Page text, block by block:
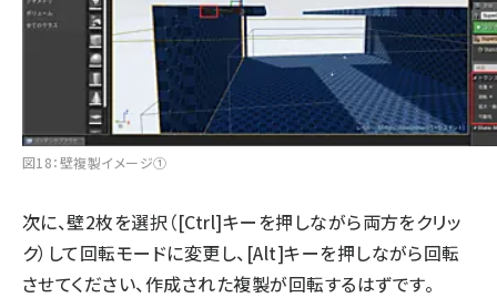
図18：壁複製イメージ①
次に、壁2枚を選択（[Ctrl]キーを押しながら両方をクリッ
ク）して回転モードに変更し、[Alt]キーを押しながら回転
させてください、作成された複製が回転するはずです。